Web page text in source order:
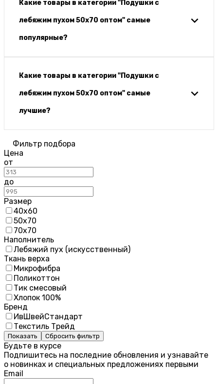
Какие товары в категории "Подушки с
лебяжим пухом 50х70 оптом" самые
популярные?
Какие товары в категории "Подушки с
лебяжим пухом 50х70 оптом" самые
лучшие?
Фильтр подбора
Цена
от
до
Размер
40х60
50х70
70х70
Наполнитель
Лебяжий пух (искусственный)
Ткань верха
Микрофибра
Поликоттон
Тик смесовый
Хлопок 100%
Бренд
ИвШвейСтандарт
Текстиль Трейд
Показать Сбросить фильтр
Будьте в курсе
Подпишитесь на последние обновления и узнавайте
о новинках и специальных предложениях первыми
Email